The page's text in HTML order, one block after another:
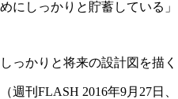
めにしっかりと貯蓄している」
しっかりと将来の設計図を描く
（週刊FLASH 2016年9月27日、